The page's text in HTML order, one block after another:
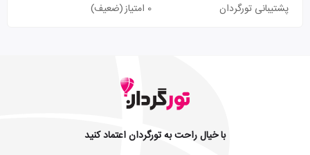
پشتیبانی تورگردان
0 امتیاز (ضعیف)
با خیال راحت به تورگردان اعتماد کنید